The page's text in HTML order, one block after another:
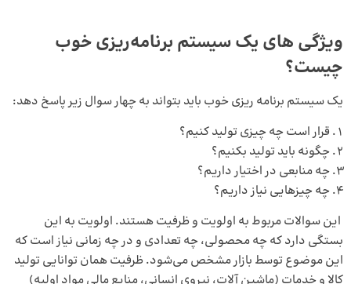
ویژگی های یک سیستم برنامه‌ریزی خوب
چیست؟
یک سیستم برنامه ریزی خوب باید بتواند به چهار سوال زیر پاسخ دهد:
قرار است چه چیزی تولید کنیم؟
چگونه باید تولید بکنیم؟
چه منابعی در اختیار داریم؟
چه چیزهایی نیاز داریم؟
این سوالات مربوط به اولویت و ظرفیت هستند. اولویت به این
بستگی دارد که چه محصولی، چه تعدادی و در چه زمانی نیاز است که
این موضوع توسط بازار مشخص می‌شود. ظرفیت همان توانایی تولید
کالا و خدمات (ماشین آلات، نیروی انسانی، منابع مالی مواد اولیه)